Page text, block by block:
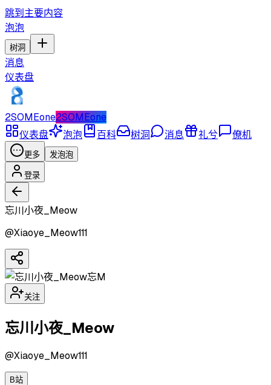
跳到主要内容
泡泡
树洞
消息
仪表盘
2SOMEone2SOMEone
仪表盘
泡泡 百科 树洞 消息 礼兮 僚机
更多 发泡泡
登录
忘川小夜_Meow
@Xiaoye_Meow111
忘M
关注
忘川小夜_Meow
@Xiaoye_Meow111
B站